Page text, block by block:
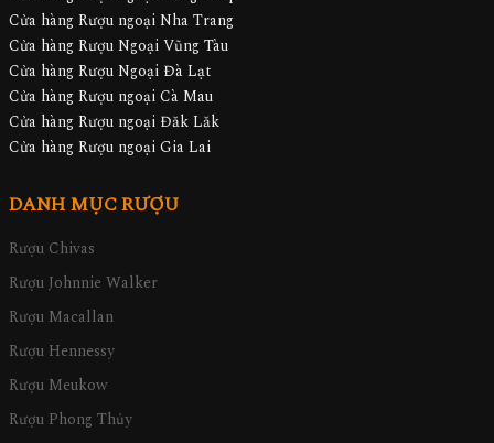
Cửa hàng Rượu ngoại Nha Trang
Cửa hàng Rượu Ngoại Vũng Tàu
Cửa hàng Rượu Ngoại Đà Lạt
Cửa hàng Rượu ngoại Cà Mau
Cửa hàng Rượu ngoại Đăk Lăk
Cửa hàng Rượu ngoại Gia Lai
DANH MỤC RƯỢU
Rượu Chivas
Rượu Johnnie Walker
Rượu Macallan
Rượu Hennessy
Rượu Meukow
Rượu Phong Thủy